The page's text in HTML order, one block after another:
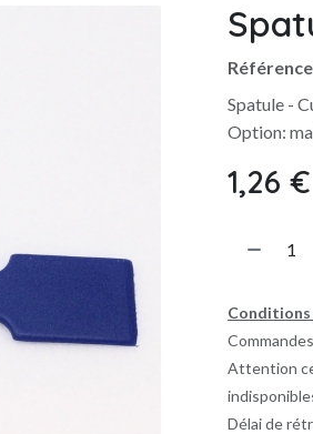
Spatule -
Option:
1,26 €
Conditions
Attention
Délai de